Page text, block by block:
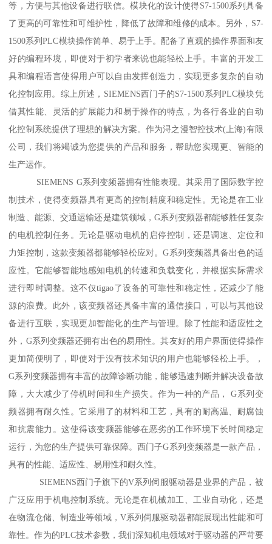
等，方便与其他设备进行联信。模块化的设计使得S7-1500系列具备
了更高的可靠性和可维护性，降低了故障和维修的成本。另外，S7-
1500系列PLC模块操作简单、易于上手。配备了直观的操作界面和友
好的编程环境，即使对于初学者来说也能轻松上手。丰富的开发工
具和编程语言使得用户可以自由发挥创造力，实现更多复杂的自动
化控制应用。综上所述，SIEMENS西门子的S7-1500系列PLC模块凭
借其性能、灵活的扩展能力和易于操作的特点，为各行各业的自动
化控制系统提供了理想的解决方案。作为浔之漫智控技术(上海)有限
公司，我们将竭诚为您提供的产品和服务，帮助您实现更、智能的
生产运作。
SIEMENS G系列变频器拥有性能表现。其采用了国际数字控
制技术，使得变频器具有更高的控制精度和稳定性。无论是在工业
制造、能源、交通运输还是建筑领域，G系列变频器都能够胜任复杂
的电机控制任务。无论是驱动电机的启停控制，还是调速、定位和
力矩控制，这款变频器都能够轻松应对。G系列变频器具备出色的适
应性。它能够智能地感知电机的转速和负载变化，并根据实际需求
进行即时调整。这不仅tigao了设备的可靠性和稳定性，还减少了能
源的浪费。此外，该变频器还具备丰富的通信接口，可以与其他设
备进行互联，实现更加智能化的生产与管理。除了性能和适应性之
外，G系列变频器还拥有出色的易用性。其友好的用户界面使得操作
更加简便明了，即使对于没有技术知识的用户也能够轻松上手。，
G系列变频器拥有丰富的故障诊断功能，能够迅速判断并解决设备故
障，大大减少了停机时间和生产损失。作为一种的产品， G系列变
频器拥有耐久性。它采用了的材料和工艺，具有的耐高温、耐腐蚀
和抗震能力。这使得该变频器能够在恶劣的工作环境下长时间稳定
运行，为您的生产提供可靠保障。西门子G系列变频器是一款产品，
具有的性能、适应性、易用性和耐久性。
SIEMENS西门子旗下的V系列伺服驱动器是业界的产品，被
广泛应用于机电控制系统。无论是在机械加工、工业自动化，还是
在物流仓储、制造业等领域，V系列伺服驱动器都能展现出性能和可
靠性。作为的PLC技术参数，我们深知机电领域对于驱动器的严苛要